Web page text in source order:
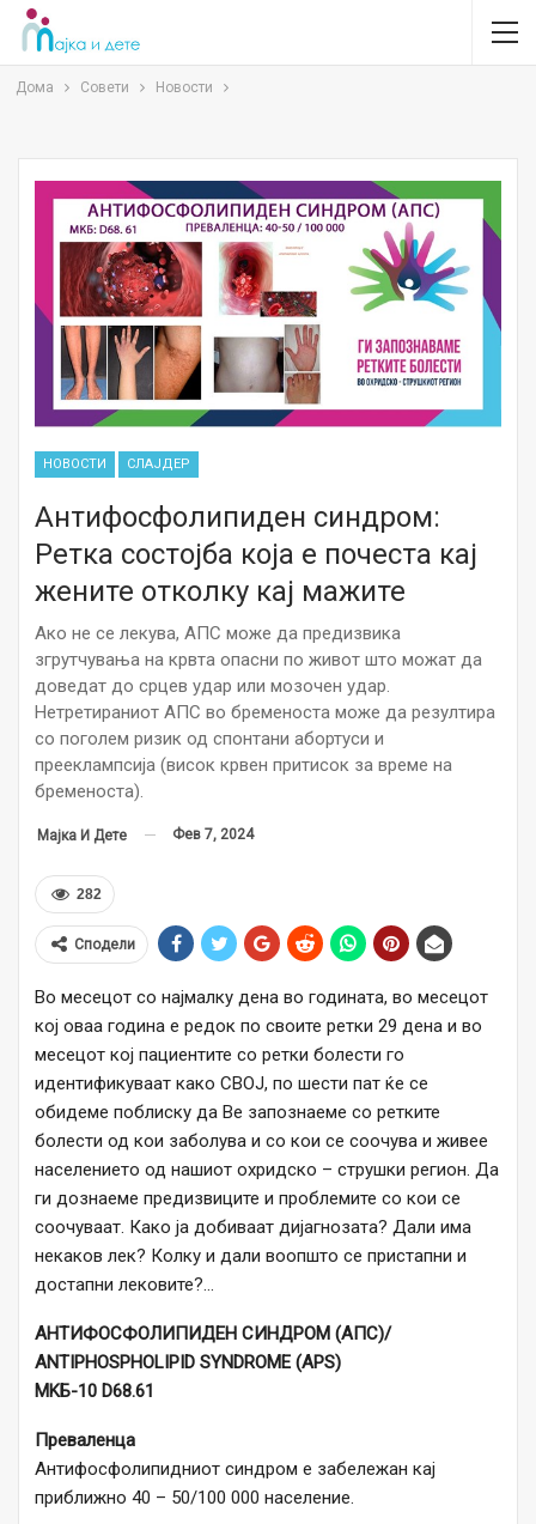
Дома Совети Новости
НОВОСТИ СЛАЈДЕР
Антифосфолипиден синдром:
Ретка состојба која е почеста кај
жените отколку кај мажите
Ако не се лекува, АПС може да предизвика
згрутчувања на крвта опасни по живот што можат да
доведат до срцев удар или мозочен удар.
Нетретираниот АПС во бременоста може да резултира
со поголем ризик од спонтани абортуси и
прееклампсија (висок крвен притисок за време на
бременоста).
Мајка И Дете Фев 7, 2024
282
Сподели
Во месецот со најмалку дена во годината, во месецот
кој оваа година е редок по своите ретки 29 дена и во
месецот кој пациентите со ретки болести го
идентификуваат како СВОЈ, по шести пат ќе се
обидеме поблиску да Ве запознаеме со ретките
болести од кои заболува и со кои се соочува и живее
населението од нашиот охридско – струшки регион. Да
ги дознаеме предизвиците и проблемите со кои се
соочуваат. Како ја добиваат дијагнозата? Дали има
некаков лек? Колку и дали воопшто се пристапни и
достапни лековите?…
АНТИФОСФОЛИПИДЕН СИНДРОМ (АПС)/
ANTIPHOSPHOLIPID SYNDROME (APS)
MKБ-10 D68.61
Преваленца
Антифосфолипидниот синдром е забележан кај
приближно 40 – 50/100 000 население.